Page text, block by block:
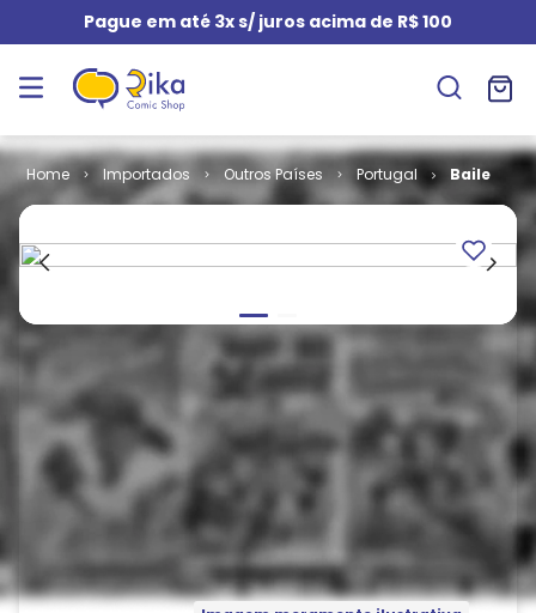
Pague em até 3x s/ juros acima de R$ 100
Importados Outros Países Portugal Baile